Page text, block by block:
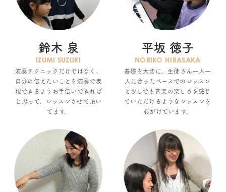
鈴木 泉
IZUMI SUZUKI
演奏テクニックだけではなく、
自分の伝えたいことを演奏で表
現できるようお手伝いできれば
と思って、レッスンさせて頂い
てます。
平坂 徳子
NORIKO HIRASAKA
基礎を大切に、生徒さん一人一
人に合ったペースでのレッスン
と少しでも音楽の楽しさを感じ
ていただけるようなレッスンを
心がけています。